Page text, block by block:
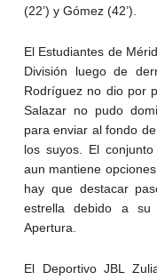
(22’) y Gómez (42’).
El Estudiantes de
División luego de
Rodríguez no dio por
Salazar no pudo
para enviar al fondo
los suyos. El
aun mantiene
hay que destacar
estrella debido a su
Apertura.
El Deportivo JBL